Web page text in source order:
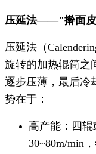
压延法——"擀面
压延法（
旋转的加热辊筒之
逐步压薄，最后冷
势在于：
高产能：四
30~80m/min